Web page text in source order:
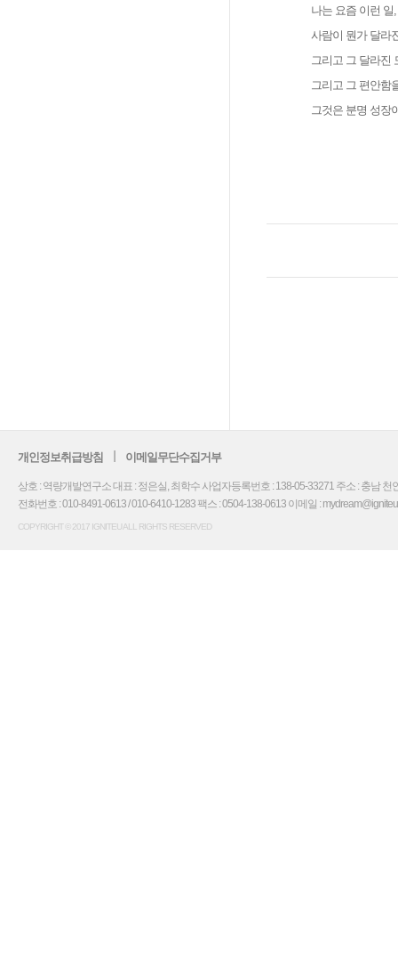
나는 요즘 이런
사람이 뭔가 달라
그리고 그 달라진
그리고 그 편안함
그것은 분명 성장
개인정보취급방침 이메일무단수집거부
상호 : 역량개발연구소 대표 : 정은실, 최학수 사업자등록번호 : 138-05-33271 주소 : 충남 천
전화번호 : 010-8491-0613 / 010-6410-1283 팩스 : 0504-138-0613 이메일 :
COPYRIGHT © 2017 IGNITEU ALL RIGHTS RESERVED